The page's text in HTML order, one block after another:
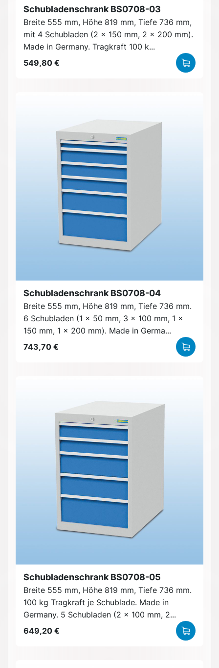
Schubladenschrank BS0708-03
Breite 555 mm, Höhe 819 mm, Tiefe 736 mm,
mit 4 Schubladen (2 x 150 mm, 2 x 200 mm).
Made in Germany. Tragkraft 100 k...
549,80 €
Schubladenschrank BS0708-04
Breite 555 mm, Höhe 819 mm, Tiefe 736 mm.
6 Schubladen (1 x 50 mm, 3 x 100 mm, 1 x
150 mm, 1 x 200 mm). Made in Germa...
743,70 €
Schubladenschrank BS0708-05
Breite 555 mm, Höhe 819 mm, Tiefe 736 mm.
100 kg Tragkraft je Schublade. Made in
Germany. 5 Schubladen (2 x 100 mm, 2...
649,20 €